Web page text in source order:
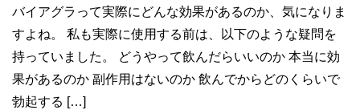
バイアグラって実際にどんな効果があるのか、気になりま
すよね。 私も実際に使用する前は、以下のような疑問を
持っていました。 どうやって飲んだらいいのか 本当に効
果があるのか 副作用はないのか 飲んでからどのくらいで
勃起する […]